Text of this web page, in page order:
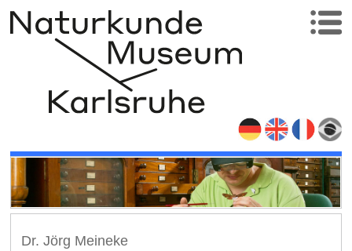
Dr. Jörg Meineke